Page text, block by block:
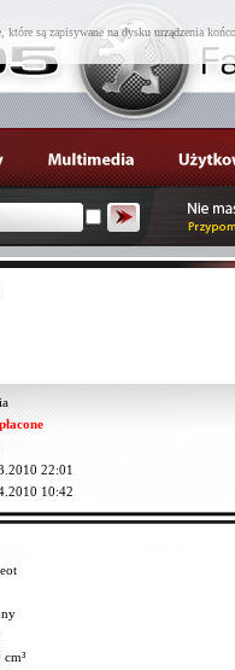
są zapisywane na dysku urządzenia
22:01
10:42
cm³